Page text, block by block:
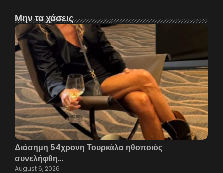
Μην τα χάσεις
Διάσημη 54χρονη Τουρκάλα ηθοποιός
συνελήφθη…
August 6, 2026